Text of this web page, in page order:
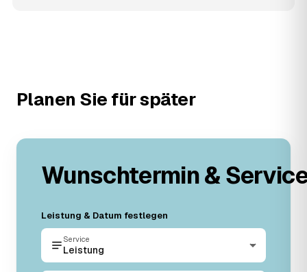
Planen Sie für später
Wunschtermin &
Leistung & Datum festlegen
Service
Leistung